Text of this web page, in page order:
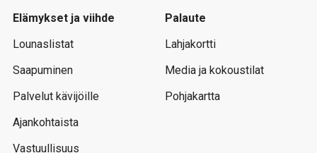
Elämykset ja viihde
Lounaslistat
Saapuminen
Palvelut kävijöille
Ajankohtaista
Vastuullisuus
Palaute
Lahjakortti
Media ja kokoustilat
Pohjakartta